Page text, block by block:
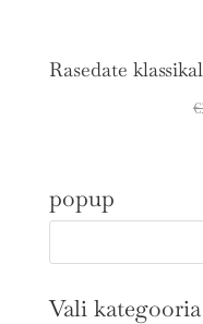
Rasedate
€
popup
Vali kategooria